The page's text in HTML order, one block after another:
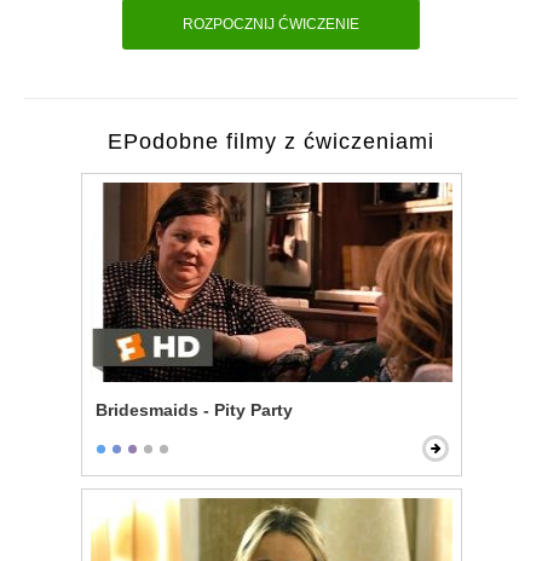
ROZPOCZNIJ ĆWICZENIE
EPodobne filmy z ćwiczeniami
Bridesmaids - Pity Party